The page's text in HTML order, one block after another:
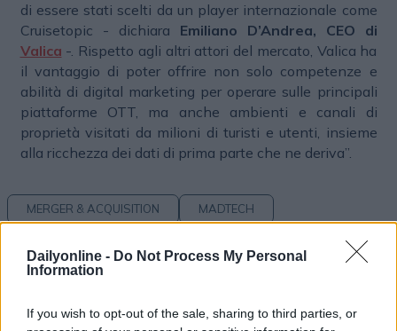
Dailyonline - Do Not Process My Personal
Information
If you wish to opt-out of the sale, sharing to third parties, or
di essere stati scelti da un player internazionale come
Cruisetopic - dichiara Emiliano D’Andrea, CEO di
Valica -. Rispetto agli altri attori del mercato, Valica ha
il vantaggio di poter offrire non solo competenze e
abilità di digital marketing per operare sulle principali
piattaforme OTT, ma anche ambienti e canali di
proprietà visitati da milioni di turisti e utenti, insieme
alla ricchezza dei dati di prima parte che ne deriva”.
MERGER & ACQUISITION MADTECH